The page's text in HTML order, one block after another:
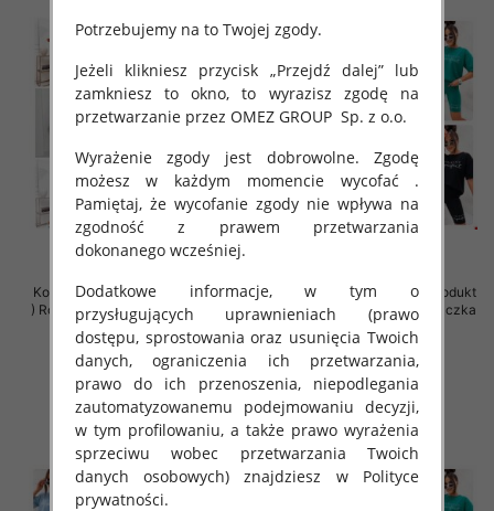
Komplet damskie (Polska produkt
) Roz Standard , Mix Kolor Paczka
5 szt
79.00 zł
szczegóły
Komplet damskie (Polska produkt
) Roz Standard, Mix Kolor Paczka
5 szt
42.00 zł
szczegóły
Potrzebujemy na to Twojej zgody.
Jeżeli klikniesz przycisk „Przejdź dalej” lub
zamkniesz to okno, to wyrazisz zgodę na
przetwarzanie przez OMEZ GROUP Sp. z o.o.
Wyrażenie zgody jest dobrowolne. Zgodę
możesz w każdym momencie wycofać .
Pamiętaj, że wycofanie zgody nie wpływa na
zgodność z prawem przetwarzania
dokonanego wcześniej.
Dodatkowe informacje, w tym o
przysługujących uprawnieniach (prawo
dostępu, sprostowania oraz usunięcia Twoich
danych, ograniczenia ich przetwarzania,
prawo do ich przenoszenia, niepodlegania
zautomatyzowanemu podejmowaniu decyzji,
w tym profilowaniu, a także prawo wyrażenia
sprzeciwu wobec przetwarzania Twoich
danych osobowych) znajdziesz w Polityce
prywatności.